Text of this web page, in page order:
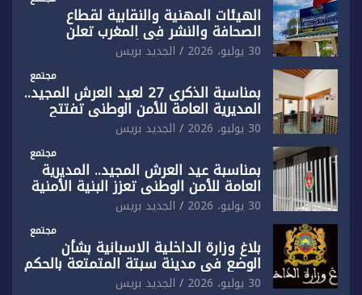
الهيئات المهنية والنقابية لقطاع
الصحافة والنشر في المغرب تعلن
رفضها القاطع لـ”أي أجندة انتخابية
مُعدة على مقاس سياسي ومصلحي
ضيق”
30 يوليو، 2026 الجديد بريس
مجتمع
بمناسبة الذكرى 27 لعيد العرش المجيد..
المديرية العامة للأمن الوطني تفتتح
المقر الجديد لفرقة الشرطة السياحية
بفاس
30 يوليو، 2026 الجديد بريس
مجتمع
بمناسبة عيد العرش المجيد.. المديرية
العامة للأمن الوطني تعزز البنية الأمنية
بالناظور بإحداث فرقتين جديدتين
30 يوليو، 2026 الجديد بريس
مجتمع
بلاغ وزارة الداخلية الاسبانية بشأن
الوضع في مدينة سبتة المتمتعة بالحكم
الذاتي
30 يوليو، 2026 الجديد بريس